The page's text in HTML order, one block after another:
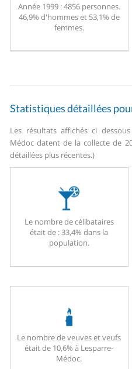
Année 1999 :4856 personnes.
46,9% d'hommes et 53,1% de
femmes.
Statistiques détaillées
Les résultats affichés ci
Médoc datent de la collecte de
détaillées plus récentes.)
Le nombre de célibataires
était de : 33,4% dans la
population.
Le nombre de veuves et veufs
était de 10,6% à Lesparre-
Médoc.